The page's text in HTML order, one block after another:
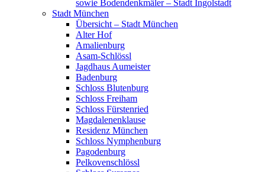
sowie Bodendenkmäler – Stadt Ingolstadt
Stadt München
Übersicht – Stadt München
Alter Hof
Amalienburg
Asam-Schlössl
Jagdhaus Aumeister
Badenburg
Schloss Blutenburg
Schloss Freiham
Schloss Fürstenried
Magdalenenklause
Residenz München
Schloss Nymphenburg
Pagodenburg
Pelkovenschlössl